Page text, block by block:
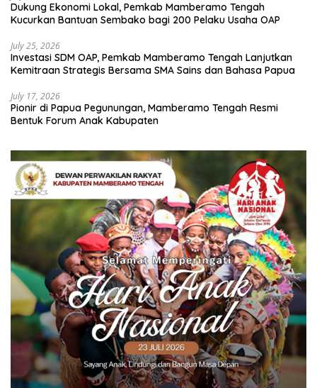
Dukung Ekonomi Lokal, Pemkab Mamberamo Tengah
Kucurkan Bantuan Sembako bagi 200 Pelaku Usaha OAP
July 25, 2026
Investasi SDM OAP, Pemkab Mamberamo Tengah Lanjutkan
Kemitraan Strategis Bersama SMA Sains dan Bahasa Papua
July 17, 2026
Pionir di Papua Pegunungan, Mamberamo Tengah Resmi
Bentuk Forum Anak Kabupaten